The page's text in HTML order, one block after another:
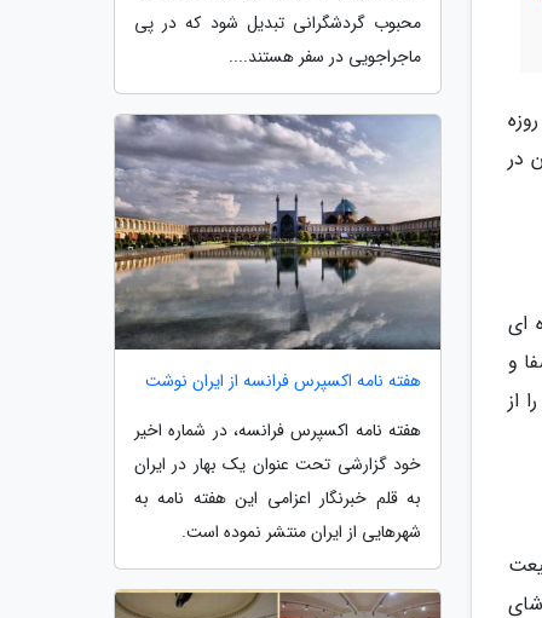
در
ای
و
از
محبوب گردشگرانی تبدیل شود که در پی
ماجراجویی در سفر هستند....
هفته نامه اکسپرس فرانسه از ایران نوشت
هفته نامه اکسپرس فرانسه، در شماره اخیر
خود گزارشی تحت عنوان یک بهار در ایران
به قلم خبرنگار اعزامی این هفته نامه به
شهرهایی از ایران منتشر نموده است.